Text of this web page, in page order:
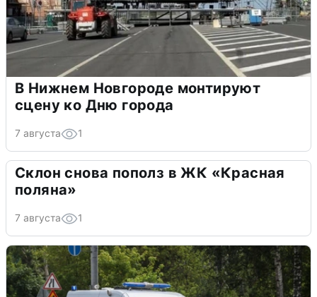
В Нижнем Новгороде монтируют
сцену ко Дню города
7 августа 1
Склон снова пополз в ЖК «Красная
поляна»
7 августа 1